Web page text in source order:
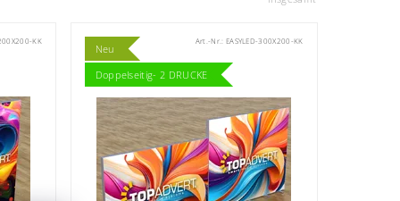
KK
Neu
Doppelseitig- 2 DRUCKE
Art.-Nr.: EASYLED-300X200-KK